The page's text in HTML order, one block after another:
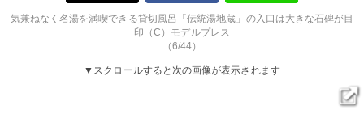
気兼ねなく名湯を満喫できる貸切風呂「伝統湯地蔵」の入口は大きな石碑が目
印（C）モデルプレス
（6/44）
▼スクロールすると次の画像が表示されます